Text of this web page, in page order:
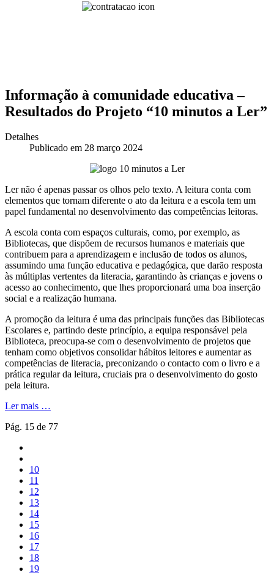
Informação à comunidade educativa –
Resultados do Projeto “10 minutos a Ler”
Detalhes
Publicado em 28 março 2024
Ler não é apenas passar os olhos pelo texto. A leitura conta com
elementos que tornam diferente o ato da leitura e a escola tem um
papel fundamental no desenvolvimento das competências leitoras.
A escola conta com espaços culturais, como, por exemplo, as
Bibliotecas, que dispõem de recursos humanos e materiais que
contribuem para a aprendizagem e inclusão de todos os alunos,
assumindo uma função educativa e pedagógica, que darão resposta
às múltiplas vertentes da literacia, garantindo às crianças e jovens o
acesso ao conhecimento, que lhes proporcionará uma boa inserção
social e a realização humana.
A promoção da leitura é uma das principais funções das Bibliotecas
Escolares e, partindo deste princípio, a equipa responsável pela
Biblioteca, preocupa-se com o desenvolvimento de projetos que
tenham como objetivos consolidar hábitos leitores e aumentar as
competências de literacia, preconizando o contacto com o livro e a
prática regular da leitura, cruciais pra o desenvolvimento do gosto
pela leitura.
Ler mais …
Pág. 15 de 77
10
11
12
13
14
15
16
17
18
19